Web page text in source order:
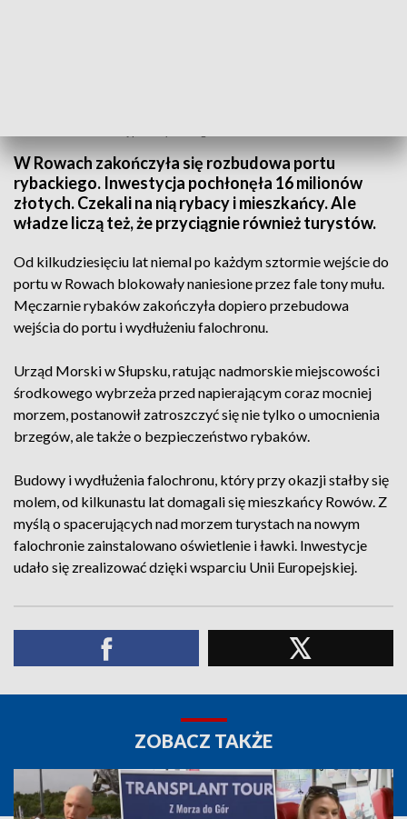
W Rowach zakończyła się rozbudowa portu
rybackiego. Inwestycja pochłonęła 16 milionów
złotych. Czekali na nią rybacy i mieszkańcy. Ale
władze liczą też, że przyciągnie również turystów.
Od kilkudziesięciu lat niemal po każdym sztormie wejście do
portu w Rowach blokowały naniesione przez fale tony mułu.
Męczarnie rybaków zakończyła dopiero przebudowa
wejścia do portu i wydłużeniu falochronu.
Urząd Morski w Słupsku, ratując nadmorskie miejscowości
środkowego wybrzeża przed napierającym coraz mocniej
morzem, postanowił zatroszczyć się nie tylko o umocnienia
brzegów, ale także o bezpieczeństwo rybaków.
Budowy i wydłużenia falochronu, który przy okazji stałby się
molem, od kilkunastu lat domagali się mieszkańcy Rowów. Z
myślą o spacerujących nad morzem turystach na nowym
falochronie zainstalowano oświetlenie i ławki. Inwestycje
udało się zrealizować dzięki wsparciu Unii Europejskiej.
ZOBACZ TAKŻE